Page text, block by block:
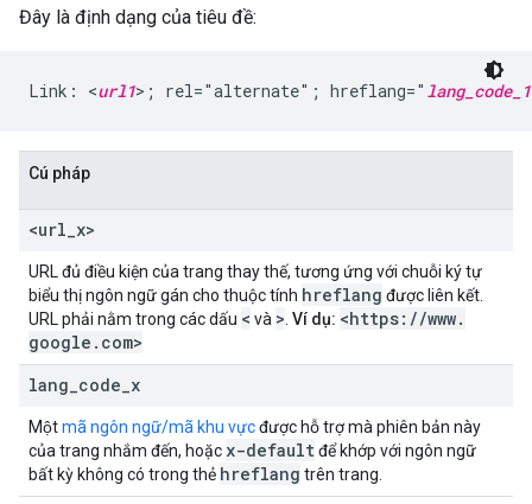
Đây là định dạng của tiêu đề:
Link: <url1>; rel="alternate"; hreflang=" lang_code_1
Cú pháp
<url x>
URL đủ điều kiện của trang thay thế, tương ứng với chuỗi ký tự
biểu thị ngôn ngữ gán cho thuộc tính hreflang được liên kết.
URL phải nằm trong các dấu < và > Ví dụ: <https: //www.
google . com>
lang code x
Mộtmã ngôn ngữ/mã khu vựcđược hỗ trợ mà phiên bản này
của trang nhắm đến, hoặc x-defaultđể khớp với ngôn ngữ
bất kỳ không có trong thẻ hreflang trên trang.